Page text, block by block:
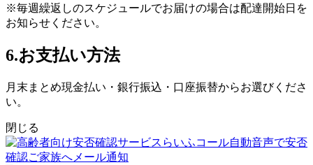
※毎週繰返しのスケジュールでお届けの場合は配達開始日 を
お知らせください。
6.お支払い方法
月末まとめ現金払い・銀行振込・口座振替からお選びくださ
い。
閉じる